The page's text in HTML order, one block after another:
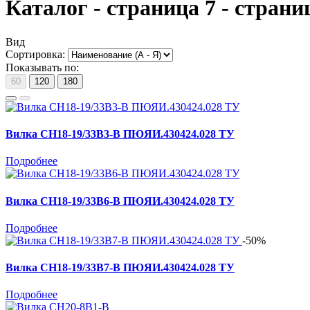
Каталог - страница 7 -
Вид
Сортировка:
Показывать по:
60 120 180
Вилка СН18-19/33В3-В ПЮЯИ.430424.028 ТУ
Подробнее
Вилка СН18-19/33В6-В ПЮЯИ.430424.028 ТУ
Подробнее
-50%
Вилка СН18-19/33В7-В ПЮЯИ.430424.028 ТУ
Подробнее